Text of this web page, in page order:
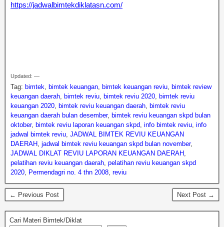
https://jadwalbimtekdiklatasn.com/
Updated: —
Tag: bimtek, bimtek keuangan, bimtek keuangan reviu, bimtek review
keuangan daerah, bimtek reviu, bimtek reviu 2020, bimtek reviu
keuangan 2020, bimtek reviu keuangan daerah, bimtek reviu
keuangan daerah bulan desember, bimtek reviu keuangan skpd bulan
oktober, bimtek reviu laporan keuangan skpd, info bimtek reviu, info
jadwal bimtek reviu, JADWAL BIMTEK REVIU KEUANGAN
DAERAH, jadwal bimtek reviu keuangan skpd bulan november,
JADWAL DIKLAT REVIU LAPORAN KEUANGAN DAERAH,
pelatihan reviu keuangan daerah, pelatihan reviu keuangan skpd
2020, Permendagri no. 4 thn 2008, reviu
← Previous Post Next Post →
Cari Materi Bimtek/Diklat